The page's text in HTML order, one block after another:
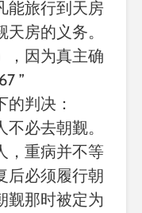
能旅行到天房
房的义务。
，因为真主确
”
判决：
必去朝觐。
，重病并不等
后必须履行朝
觐那时被定为